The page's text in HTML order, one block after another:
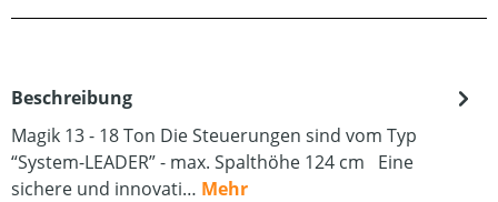
Beschreibung
Magik 13 - 18 Ton Die Steuerungen sind vom Typ
“System-LEADER” - max. Spalthöhe 124 cm Eine
sichere und innovati… Mehr